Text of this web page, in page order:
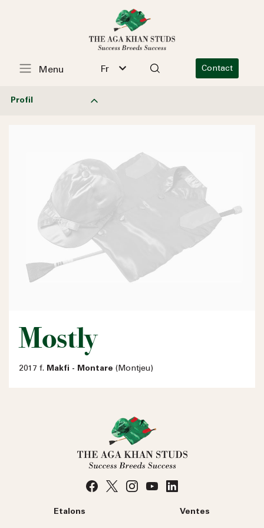
Fr Contact
Menu
Profil
Mostly
2017 f. Makfi - Montare (Montjeu)
Etalons Ventes